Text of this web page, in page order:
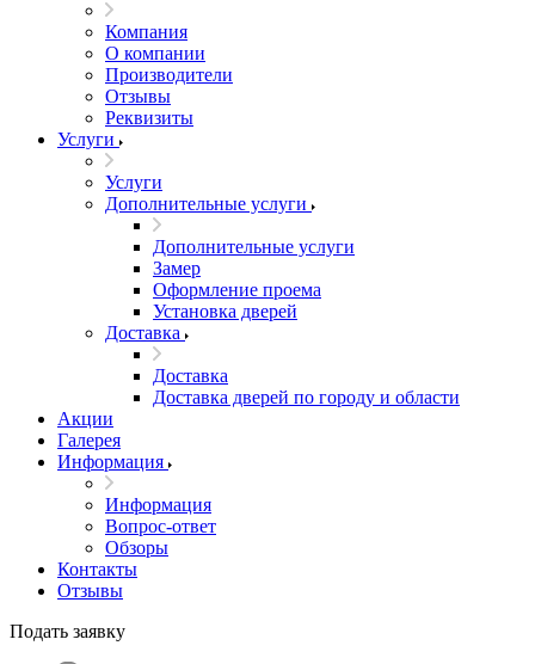
Компания
О компании
Производители
Отзывы
Реквизиты
Услуги
Услуги
Дополнительные услуги
Дополнительные услуги
Замер
Оформление проема
Установка дверей
Доставка
Доставка
Доставка дверей по городу и области
Акции
Галерея
Информация
Информация
Вопрос-ответ
Обзоры
Контакты
Отзывы
Подать заявку